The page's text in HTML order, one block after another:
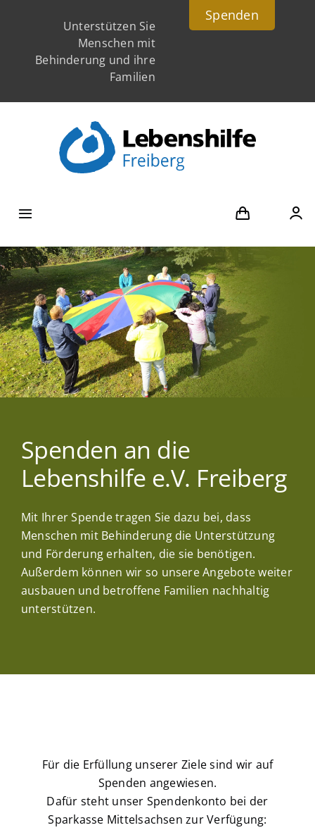
Unterstützen Sie
Menschen mit
Behinderung und ihre
Familien
Spenden
Toggle
Navigation
Bildung & Arbeiten
Wohnen & Pflege
Kinder
Förderung & Betreuung
Verein
Inklusionsbetrieb
Shop
Kontakt
Spenden an die
Lebenshilfe e.V. Freiberg
Mit Ihrer Spende tragen Sie dazu bei, dass
Menschen mit Behinderung die Unterstützung
und Förderung erhalten, die sie benötigen.
Außerdem können wir so unsere Angebote weiter
ausbauen und betroffene Familien nachhaltig
unterstützen.
Für die Erfüllung unserer Ziele sind wir auf
Spenden angewiesen.
Dafür steht unser Spendenkonto bei der
Sparkasse Mittelsachsen zur Verfügung: